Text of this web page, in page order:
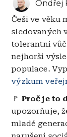
Ondřej
Češi ve věku
sledovaných
tolerantní
nejhorší
populace.
výzkum
🚩 Proč je to
upozorňuje,
mladé